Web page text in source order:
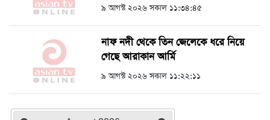
৯ আগস্ট ২০২৬ সকাল ১১:৩৪:৪৫
নাফ নদী থেকে তিন জেলেকে ধরে নিয়ে
গেছে আরাকান আর্মি
৯ আগস্ট ২০২৬ সকাল ১১:২২:১১